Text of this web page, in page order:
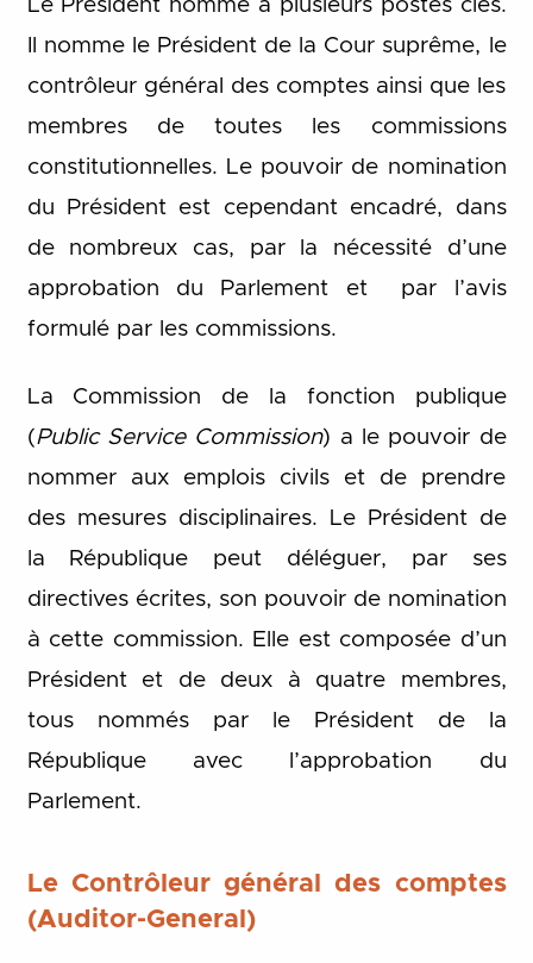
Le Président nomme à plusieurs postes clés.
Il nomme le Président de la Cour suprême, le
contrôleur général des comptes ainsi que les
membres de toutes les commissions
constitutionnelles. Le pouvoir de nomination
du Président est cependant encadré, dans
de nombreux cas, par la nécessité d’une
approbation du Parlement et par l’avis
formulé par les commissions.
La Commission de la fonction publique
(Public Service Commission) a le pouvoir de
nommer aux emplois civils et de prendre
des mesures disciplinaires. Le Président de
la République peut déléguer, par ses
directives écrites, son pouvoir de nomination
à cette commission. Elle est composée d’un
Président et de deux à quatre membres,
tous nommés par le Président de la
République avec l’approbation du
Parlement.
Le Contrôleur général des comptes
(Auditor-General)